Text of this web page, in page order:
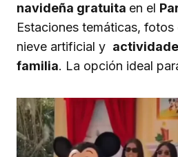
navideña gratuita en el
Estaciones temáticas, fotos
nieve artificial y
familia. La opción ideal